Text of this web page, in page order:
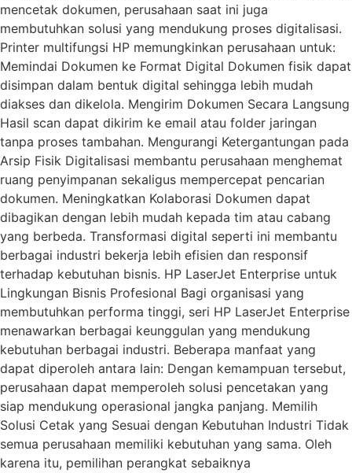
mencetak dokumen, perusahaan saat ini juga
membutuhkan solusi yang mendukung proses digitalisasi.
Printer multifungsi HP memungkinkan perusahaan untuk:
Memindai Dokumen ke Format Digital Dokumen fisik dapat
disimpan dalam bentuk digital sehingga lebih mudah
diakses dan dikelola. Mengirim Dokumen Secara Langsung
Hasil scan dapat dikirim ke email atau folder jaringan
tanpa proses tambahan. Mengurangi Ketergantungan pada
Arsip Fisik Digitalisasi membantu perusahaan menghemat
ruang penyimpanan sekaligus mempercepat pencarian
dokumen. Meningkatkan Kolaborasi Dokumen dapat
dibagikan dengan lebih mudah kepada tim atau cabang
yang berbeda. Transformasi digital seperti ini membantu
berbagai industri bekerja lebih efisien dan responsif
terhadap kebutuhan bisnis. HP LaserJet Enterprise untuk
Lingkungan Bisnis Profesional Bagi organisasi yang
membutuhkan performa tinggi, seri HP LaserJet Enterprise
menawarkan berbagai keunggulan yang mendukung
kebutuhan berbagai industri. Beberapa manfaat yang
dapat diperoleh antara lain: Dengan kemampuan tersebut,
perusahaan dapat memperoleh solusi pencetakan yang
siap mendukung operasional jangka panjang. Memilih
Solusi Cetak yang Sesuai dengan Kebutuhan Industri Tidak
semua perusahaan memiliki kebutuhan yang sama. Oleh
karena itu, pemilihan perangkat sebaiknya